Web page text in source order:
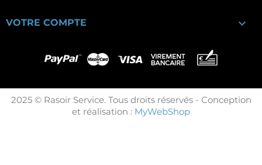
VOTRE COMPTE 
2025 © Rasoir Service. Tous droits réservés - Conception
et réalisation : MyWebShop